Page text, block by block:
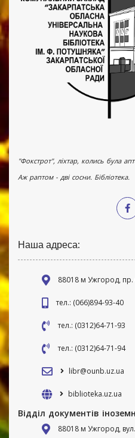
"Фокстрот", ліхтар, колись була
Аж раптом - дві сосни. Бібліотека.
Наша адреса:
88018 м Ужгород,
тел.: (066)894-93-40
тел.: (0312)64-71-93
тел.: (0312)64-71-94
libr@ounb.uz.ua
biblioteka.uz.ua
Відділ документів
88018 м Ужгород,